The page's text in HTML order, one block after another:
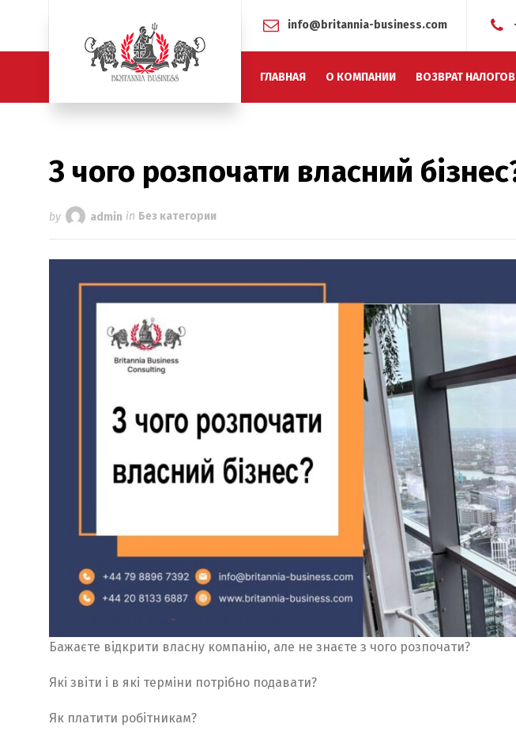
info@britannia-business.com
ГЛАВНАЯ О КОМПАНИИ ВОЗВРАТ НАЛОГОВ
З чого розпочати власний
by admin in Без категории
Бажаєте відкрити власну компанію, але не знаєте з чого розпочати?
Які звіти і в які терміни потрібно подавати?
Як платити робітникам?